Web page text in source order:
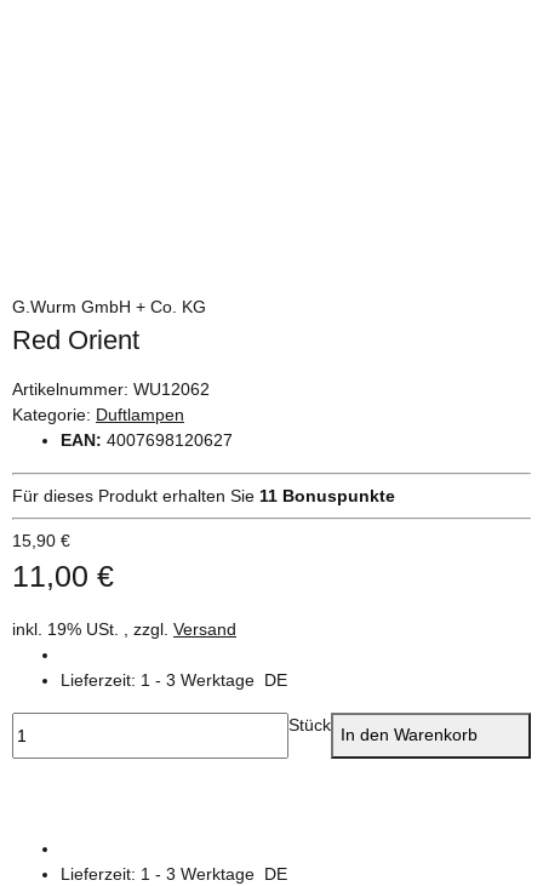
G.Wurm GmbH + Co. KG
Red Orient
Artikelnummer: WU12062
Kategorie: Duftlampen
EAN: 4007698120627
Für dieses Produkt erhalten Sie 11 Bonuspunkte
15,90 €
11,00 €
inkl. 19% USt. , zzgl. Versand
Lieferzeit: 1 - 3 Werktage DE
Stück In den Warenkorb
Lieferzeit: 1 - 3 Werktage DE